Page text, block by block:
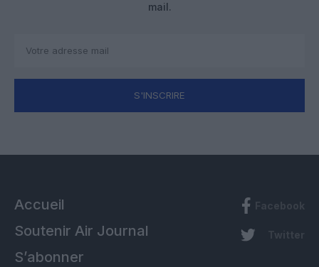
mail.
S'INSCRIRE
Accueil
Soutenir Air Journal
S’abonner